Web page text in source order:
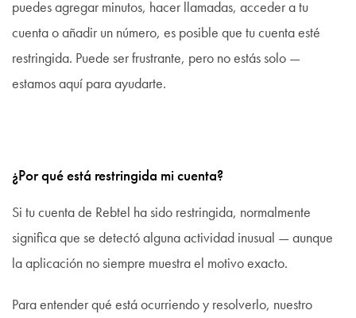
puedes agregar minutos, hacer llamadas, acceder a tu
cuenta o añadir un número, es posible que tu cuenta esté
restringida. Puede ser frustrante, pero no estás solo —
estamos aquí para ayudarte.
¿Por qué está restringida mi cuenta?
Si tu cuenta de Rebtel ha sido restringida, normalmente
significa que se detectó alguna actividad inusual — aunque
la aplicación no siempre muestra el motivo exacto.
Para entender qué está ocurriendo y resolverlo, nuestro